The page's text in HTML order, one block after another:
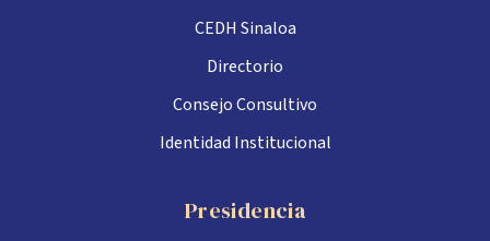
CEDH Sinaloa
Directorio
Consejo Consultivo
Identidad Institucional
Presidencia